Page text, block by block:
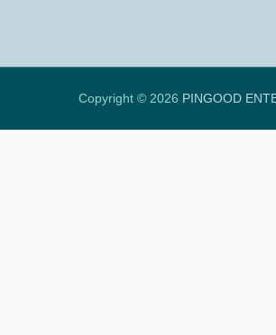
Copyright © 2026 PINGOOD